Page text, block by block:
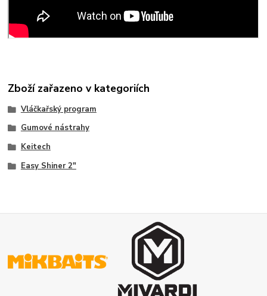
Zboží zařazeno v kategoriích
Vláčkařský program
Gumové nástrahy
Keitech
Easy Shiner 2"